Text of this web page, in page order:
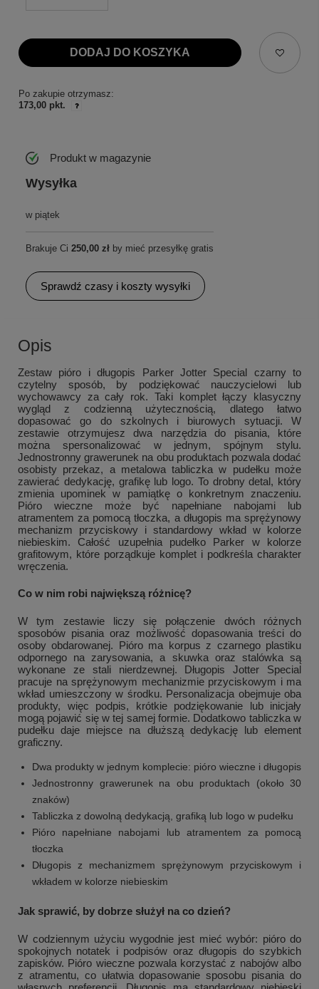
DODAJ DO KOSZYKA
Po zakupie otrzymasz:
173,00 pkt.
Produkt w magazynie
Wysyłka
w piątek
Brakuje Ci 250,00 zł by mieć przesyłkę gratis
Sprawdź czasy i koszty wysyłki
Opis
Zestaw pióro i długopis Parker Jotter Special czarny to
czytelny sposób, by podziękować nauczycielowi lub
wychowawcy za cały rok. Taki komplet łączy klasyczny
wygląd z codzienną użytecznością, dlatego łatwo
dopasować go do szkolnych i biurowych sytuacji. W
zestawie otrzymujesz dwa narzędzia do pisania, które
można spersonalizować w jednym, spójnym stylu.
Jednostronny grawerunek na obu produktach pozwala dodać
osobisty przekaz, a metalowa tabliczka w pudełku może
zawierać dedykację, grafikę lub logo. To drobny detal, który
zmienia upominek w pamiątkę o konkretnym znaczeniu.
Pióro wieczne może być napełniane nabojami lub
atramentem za pomocą tłoczka, a długopis ma sprężynowy
mechanizm przyciskowy i standardowy wkład w kolorze
niebieskim. Całość uzupełnia pudełko Parker w kolorze
grafitowym, które porządkuje komplet i podkreśla charakter
wręczenia.
Co w nim robi największą różnicę?
W tym zestawie liczy się połączenie dwóch różnych
sposobów pisania oraz możliwość dopasowania treści do
osoby obdarowanej. Pióro ma korpus z czarnego plastiku
odpornego na zarysowania, a skuwka oraz stalówka są
wykonane ze stali nierdzewnej. Długopis Jotter Special
pracuje na sprężynowym mechanizmie przyciskowym i ma
wkład umieszczony w środku. Personalizacja obejmuje oba
produkty, więc podpis, krótkie podziękowanie lub inicjały
mogą pojawić się w tej samej formie. Dodatkowo tabliczka w
pudełku daje miejsce na dłuższą dedykację lub element
graficzny.
Dwa produkty w jednym komplecie: pióro wieczne i długopis
Jednostronny grawerunek na obu produktach (około 30
znaków)
Tabliczka z dowolną dedykacją, grafiką lub logo w pudełku
Pióro napełniane nabojami lub atramentem za pomocą
tłoczka
Długopis z mechanizmem sprężynowym przyciskowym i
wkładem w kolorze niebieskim
Jak sprawić, by dobrze służył na co dzień?
W codziennym użyciu wygodnie jest mieć wybór: pióro do
spokojnych notatek i podpisów oraz długopis do szybkich
zapisków. Pióro wieczne pozwala korzystać z nabojów albo
z atramentu, co ułatwia dopasowanie sposobu pisania do